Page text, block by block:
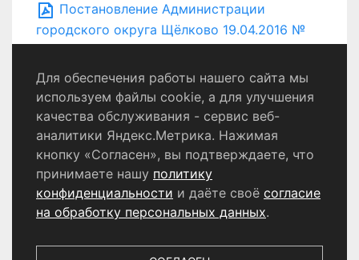
Постановление Администрации
городского округа Щёлково 19.04.2016 №
1806
Политика конфиденциальности
Согласие на обработку персональных данных
© 2024 - 2026 Сетевое издание «Информационный
портал Щёлково». Свидетельство о регистрации СМИ
Выдано Федеральной службой по надзору в сфере
Для обеспечения работы нашего сайта мы
используем файлы cookie, а для улучшения
качества обслуживания - сервис веб-
аналитики Яндекс.Метрика. Нажимая
кнопку «Согласен», вы подтверждаете, что
принимаете нашу политику
конфиденциальности и даёте своё согласие
на обработку персональных данных.